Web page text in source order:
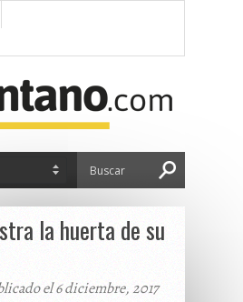
la huerta de su
el 6 diciembre, 2017